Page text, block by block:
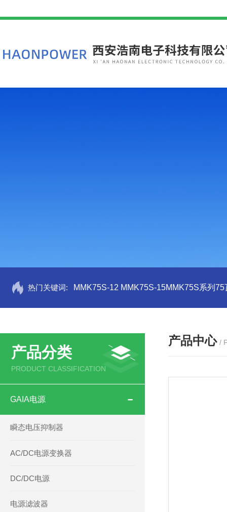
热门关键词: MMK75S-12 MMK75S-15MMK75S系列
产品分类
PRODUCT CLASSIFICATION
GAIA电源
瞬态电压抑制器
AC/DC电源变换器
DC/DC电源
电源滤波器
产品中心 /